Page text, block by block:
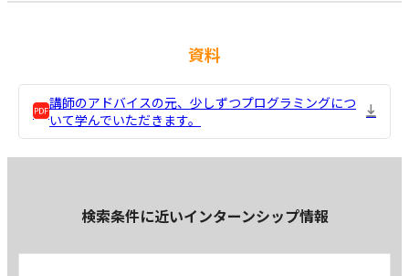
資料
講師のアドバイスの元、少しずつプログラミングにつ
いて学んでいただきます。
検索条件に近いインターンシップ情報